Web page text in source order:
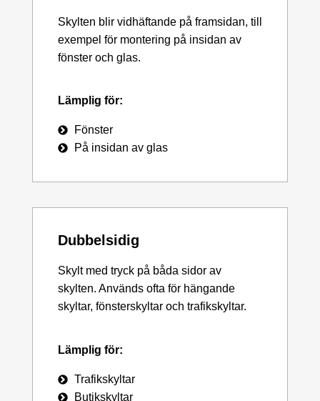
Skylten blir vidhäftande på framsidan, till
exempel för montering på insidan av
fönster och glas.
Lämplig för:
Fönster
På insidan av glas
Dubbelsidig
Skylt med tryck på båda sidor av
skylten. Används ofta för hängande
skyltar, fönsterskyltar och trafikskyltar.
Lämplig för:
Trafikskyltar
Butikskyltar